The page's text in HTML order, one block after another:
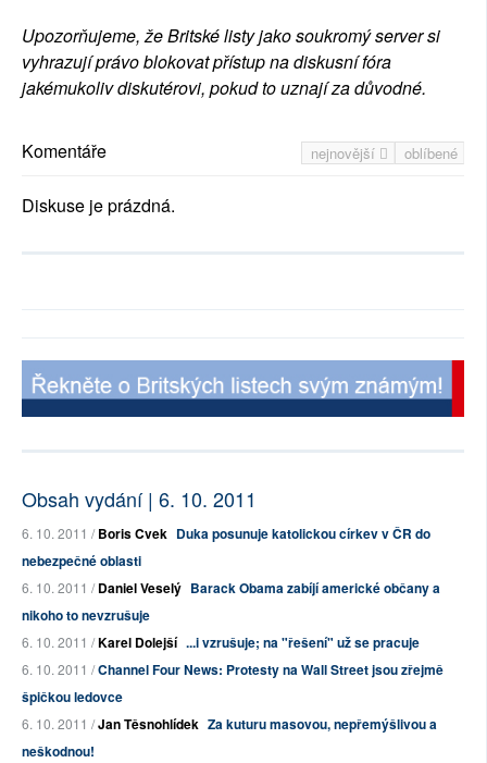
Upozorňujeme, že Britské listy jako soukromý server si
vyhrazují právo blokovat přístup na diskusní fóra
jakémukoliv diskutérovi, pokud to uznají za důvodné.
nejnovější oblíbené
Komentáře
Diskuse je prázdná.
Obsah vydání | 6. 10. 2011
6. 10. 2011 /Boris Cvek Duka posunuje katolickou církev v ČR do
nebezpečné oblasti
6. 10. 2011 /Daniel Veselý Barack Obama zabíjí americké občany a
nikoho to nevzrušuje
6. 10. 2011 /Karel Dolejší ...i vzrušuje; na "řešení" už se pracuje
6. 10. 2011 /Channel Four News: Protesty na Wall Street jsou zřejmě
špičkou ledovce
6. 10. 2011 /Jan Těsnohlídek Za kuturu masovou, nepřemýšlivou a
neškodnou!